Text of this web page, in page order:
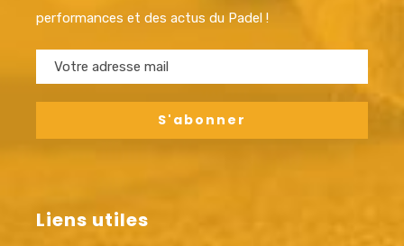
performances et des actus du Padel !
Liens utiles